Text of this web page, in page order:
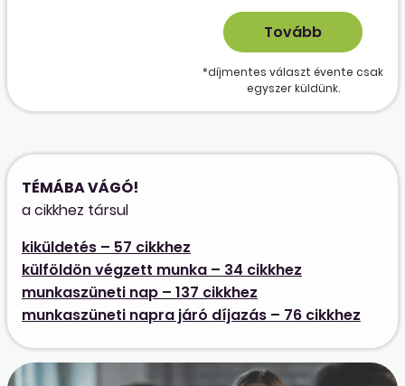
*díjmentes választ évente csak
egyszer küldünk.
TÉMÁBA VÁGÓ!
a cikkhez társul
kiküldetés – 57 cikkhez
külföldön végzett munka – 34 cikkhez
munkaszüneti nap – 137 cikkhez
munkaszüneti napra járó díjazás – 76 cikkhez